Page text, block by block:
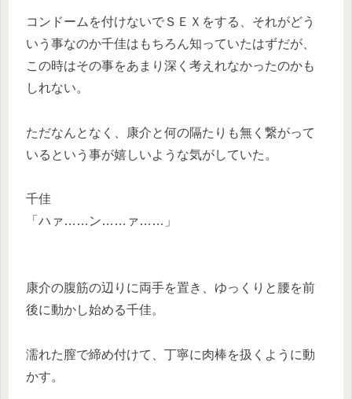
コンドームを付けないでＳＥＸをする、それがどう
いう事なのか千佳はもちろん知っていたはずだが、
この時はその事をあまり深く考えれなかったのかも
しれない。
ただなんとなく、康介と何の隔たりも無く繋がって
いるという事が嬉しいような気がしていた。
千佳
「ハァ……ン……ァ……」
康介の腹筋の辺りに両手を置き、ゆっくりと腰を前
後に動かし始める千佳。
濡れた膣で締め付けて、丁寧に肉棒を扱くように動
かす。